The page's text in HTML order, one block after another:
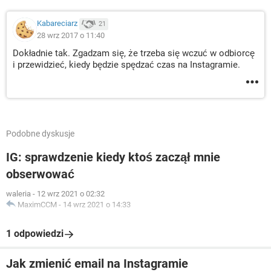
Kabareciarz 21
28 wrz 2017 o 11:40
Dokładnie tak. Zgadzam się, że trzeba się wczuć w odbiorcę
i przewidzieć, kiedy będzie spędzać czas na Instagramie.
Podobne dyskusje
IG: sprawdzenie kiedy ktoś zaczął mnie
obserwować
waleria - 12 wrz 2021 o 02:32
MaximCCM - 14 wrz 2021 o 14:33
1 odpowiedzi
Jak zmienić email na Instagramie